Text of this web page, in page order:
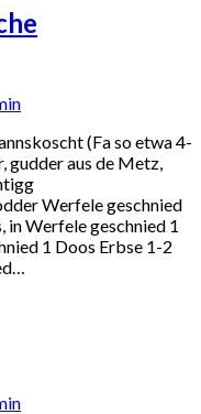
(Fa so etwa 4-
gudder aus de Metz,
Werfele geschnied
in Werfele geschnied 1
1 Doos Erbse 1-2